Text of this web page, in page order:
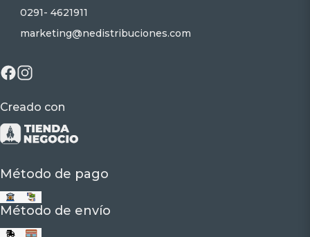
0291- 4621911
marketing@nedistribuciones.com
Creado con
Método de pago
Método de envío